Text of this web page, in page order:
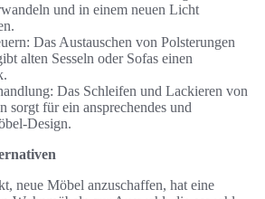
und in einem neuen Licht
Das Austauschen von Polsterungen
alten Sesseln oder Sofas einen
Das Schleifen und Lackieren von
sorgt für ein ansprechendes und
Design.
neue Möbel anzuschaffen, hat eine